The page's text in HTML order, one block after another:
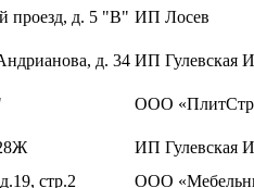
проезд, д. 5 "В" ИП Лосев
д. 34 ИП Гулевская
ООО
ИП Гулевская
стр.2
ООО